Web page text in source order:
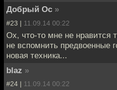
Добрый Ос »
#23 | 11.09.14 00:22
Ох, что-то мне не нравится
не вспомнить предвоенные
новая техника...
blaz »
#24 | 11.09.14 00:22